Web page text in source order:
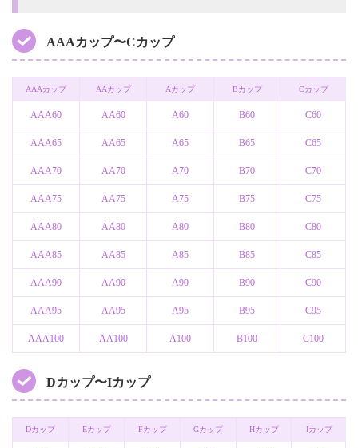
AAAカップ〜Cカップ
AAAカップ
AAA60
AAA65
AAA70
AAA75
AAA80
AAA85
AAA90
AAA95
AAA100
AAカップ
AA60
AA65
AA70
AA75
AA80
AA85
AA90
AA95
AA100
Aカップ
A60
A65
A70
A75
A80
A85
A90
A95
A100
Bカップ
B60
B65
B70
B75
B80
B85
B90
B95
B100
Cカップ
C60
C65
C70
C75
C80
C85
C90
C95
C100
Dカップ〜Iカップ
Dカップ Eカップ Fカップ Gカップ Hカップ Iカップ